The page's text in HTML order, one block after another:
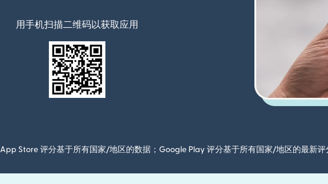
用手机扫描二维码以获取应用
App Store 评分基于所有国家/地区的数据；Google Play 评分基于所有国家/地区的最新评